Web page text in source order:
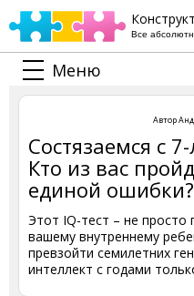
Все
Меню
Автор
Состязаемся с
Кто из вас
единой ошибки?
Этот IQ-тест – не просто
вашему внутреннему
превзойти семилетних
интеллект с годами